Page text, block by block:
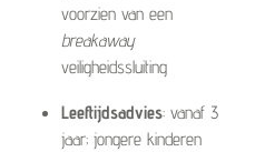
voorzien van een
breakaway
veiligheidssluiting
Leeftijdsadvies: vanaf 3
jaar; jongere kinderen